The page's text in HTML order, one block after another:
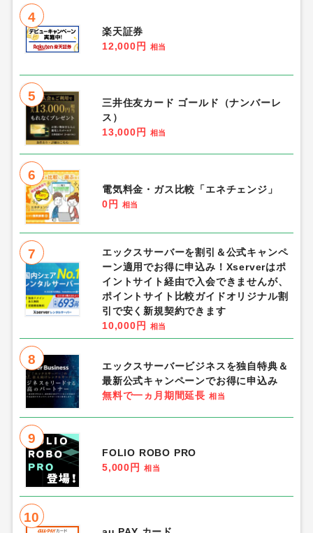
4
楽天証券
12,000円
相当
5
三井住友カード ゴールド（ナンバーレ
ス）
13,000円
相当
6
電気料金・ガス比較「エネチェンジ」
0円
相当
7
エックスサーバーを割引＆公式キャンペ
ーン適用でお得に申込み！Xserverはポ
イントサイト経由で入会できませんが、
ポイントサイト比較ガイドオリジナル割
引で安く新規契約できます
10,000円
相当
8
エックスサーバービジネスを独自特典＆
最新公式キャンペーンでお得に申込み
無料で一ヵ月期間延長 相当
9
FOLIO ROBO PRO
5,000円
相当
10